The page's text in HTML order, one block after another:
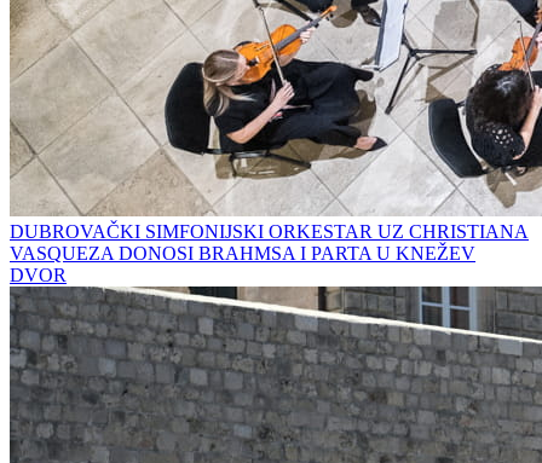
DUBROVAČKI SIMFONIJSKI ORKESTAR UZ CHRISTIANA
VASQUEZA DONOSI BRAHMSA I PARTA U KNEŽEV
DVOR